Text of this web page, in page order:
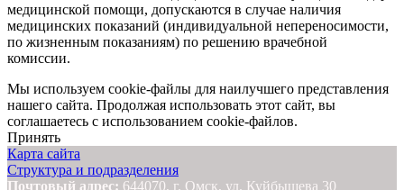
медицинской помощи, допускаются в случае наличия
медицинских показаний (индивидуальной непереносимости,
по жизненным показаниям) по решению врачебной
комиссии.
Мы используем cookie-файлы для наилучшего представления
нашего сайта. Продолжая использовать этот сайт, вы
соглашаетесь с использованием cookie-файлов.
Принять
Карта сайта
Структура и подразделения
Почтовый адрес: 644070, г. Омск, ул. Куйбышева 30